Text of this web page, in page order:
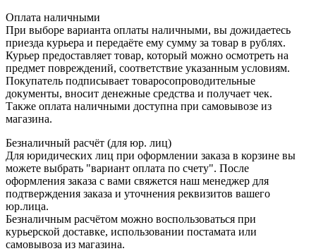
Оплата наличными
При выборе варианта оплаты наличными, вы дожидаетесь
приезда курьера и передаёте ему сумму за товар в рублях.
Курьер предоставляет товар, который можно осмотреть на
предмет повреждений, соответствие указанным условиям.
Покупатель подписывает товаросопроводительные
документы, вносит денежные средства и получает чек.
Также оплата наличными доступна при самовывозе из
магазина.
Безналичный расчёт (для юр. лиц)
Для юридических лиц при оформлении заказа в корзине вы
можете выбрать "вариант оплата по счету". После
оформления заказа с вами свяжется наш менеджер для
подтверждения заказа и уточнения реквизитов вашего
юр.лица.
Безналичным расчётом можно воспользоваться при
курьерской доставке, использовании постамата или
самовывоза из магазина.